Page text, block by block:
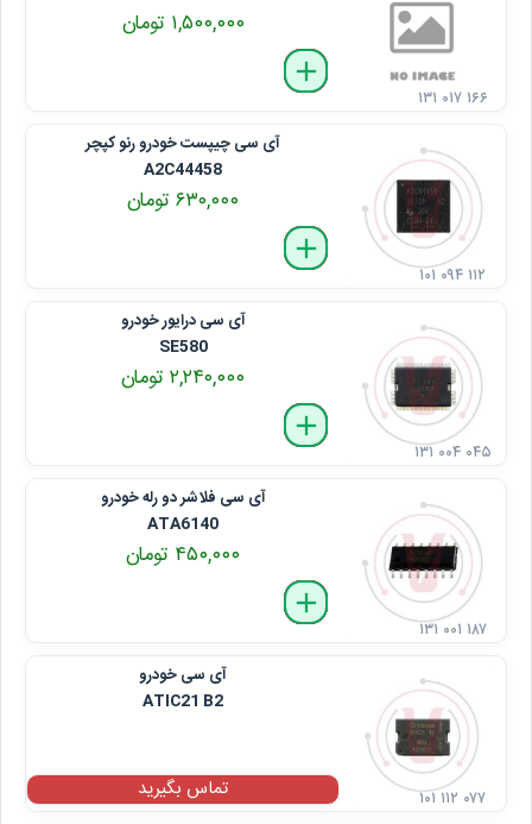
۱,۵۰۰,۰۰۰ تومان
delete
remove
add
۱۳۱ ۰۱۷ ۱۶۶
آی سی چیپست خودرو رنو کپچر
A2C44458
۶۳۰,۰۰۰ تومان
delete
remove
add
۱۰۱ ۰۹۴ ۱۱۲
آی سی درایور خودرو
SE580
۲,۲۴۰,۰۰۰ تومان
delete
remove
add
۱۳۱ ۰۰۴ ۰۴۵
آی سی فلاشر دو رله خودرو
ATA6140
۴۵۰,۰۰۰ تومان
delete
remove
add
۱۳۱ ۰۰۱ ۱۸۷
آی سی خودرو
ATIC21 B2
تماس بگیرید
۱۰۱ ۱۱۲ ۰۷۷